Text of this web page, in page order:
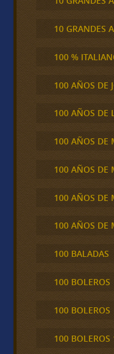
10 GRANDES
100 %
100 AÑOS DE
100 AÑOS DE
100 AÑOS DE
100 AÑOS DE
100 AÑOS DE
100 AÑOS DE
100 BALADAS
100 BOLEROS
100 BOLEROS
100 BOLEROS